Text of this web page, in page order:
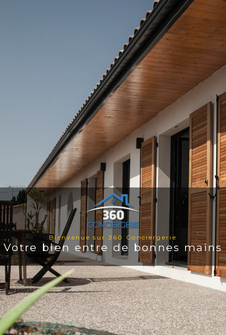
Bienvenue sur 360 Conciergerie
Votre bien entre de bonnes mains